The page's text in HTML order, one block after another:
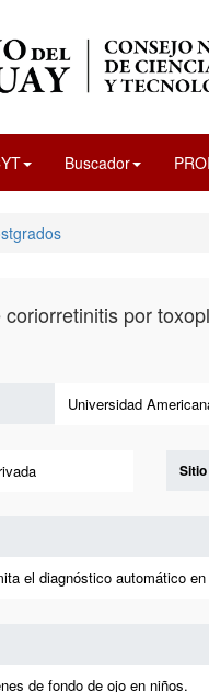
Buscador
por
Universidad
el diagnóstico automático
de fondo de ojo en niños.